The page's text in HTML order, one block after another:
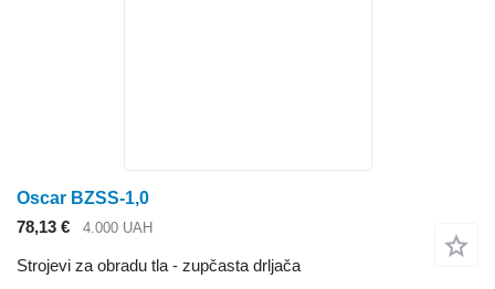
Oscar BZSS-1,0
78,13 €
4.000 UAH
Strojevi za obradu tla - zupčasta drljača